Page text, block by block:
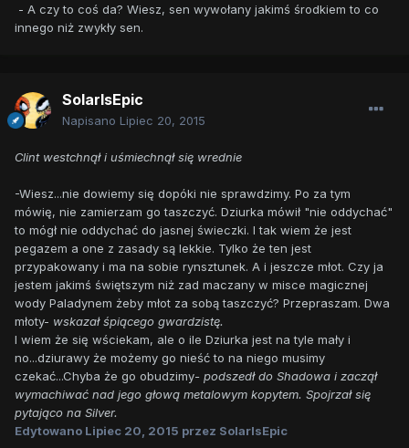
- A czy to coś da? Wiesz, sen wywołany jakimś środkiem to co
innego niż zwykły sen.
SolarIsEpic
Napisano Lipiec 20, 2015
Clint westchnąłi uśmiechnął się wrednie
-Wiesz...nie dowiemy się dopóki nie sprawdzimy. Po za tym
mówię, nie zamierzam go taszczyć. Dziurka mówił "nie oddychać"
to mógł nie oddychać do jasnej świeczki. I tak wiem że jest
pegazem a one z zasady są lekkie. Tylko że ten jest
przypakowany i ma na sobie rynsztunek. A i jeszcze młot. Czy ja
jestem jakimś świętszym niż zad maczany w misce magicznej
wody Paladynem żeby młot za sobą taszczyć? Przepraszam. Dwa
młoty- wskazał śpiącego gwardzistę.
I wiem że się wściekam, ale o ile Dziurka jest na tyle mały i
no...dziurawy że możemy go nieść to na niego musimy
czekać...Chyba że go obudzimy- podszedł do Shadowa i zaczął
wymachiwać nad jego głową metalowym kopytem. Spojrzał się
pytająco na Silver.
Edytowano Lipiec 20, 2015 przez SolarIsEpic